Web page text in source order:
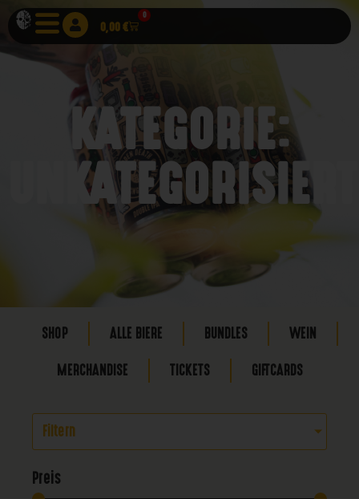
0,00€
0
KATEGORIE:
UNKATEGORISIERT
SHOP ALLE BIERE BUNDLES WEIN
MERCHANDISE TICKETS GIFTCARDS
Filtern
Preis